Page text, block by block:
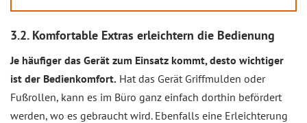
3.2. Komfortable Extras erleichtern die Bedienung
Je häufiger das Gerät zum Einsatz kommt, desto wichtiger
ist der Bedienkomfort. Hat das Gerät Griffmulden oder
Fußrollen, kann es im Büro ganz einfach dorthin befördert
werden, wo es gebraucht wird. Ebenfalls eine Erleichterung